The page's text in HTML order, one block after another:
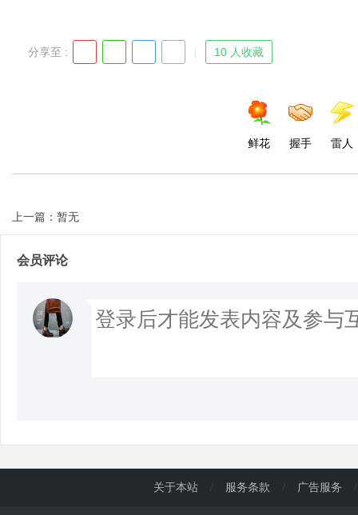
分享至 : 10 人收藏
鲜花 握手 雷人
上一篇：暂无
会员评论
关于本站 / 服务条款 / 广告服务 /